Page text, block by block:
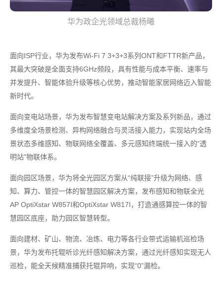
华为政企光领域总裁杨曦
面向ISP行业，华为发布Wi-Fi 7 3+3+3系列ONT和FTTR新产品，
其最大突破是全面支持6GHz频段，具有性能与成本平衡、速率与
并发提升、智能体验升级等核心优势，推动智能家居网络迈入智能
新时代。
面向变电站场景，华为发布智慧变电站解决方案及系列新品，通过
多维度全场景检测、异构网络融合与灵活接入能力，实现站内全场
景状态多维感知、物联网络全覆盖、多元感知终端统一接入的“透
明站”物联体系。
面向园区场景，华为将全光园区方案从“纯联接”升级为网络、感
知、算力、管控一体的智慧园区解决方案，发布感知和物联全光
AP OptiXstar W857I和OptiXstar W817I，打造通感算控一体的智
慧园区底座，助力园区智慧转型。
面向建材、矿山、物流、冶炼、电力等各行业带式运输机巡检场
景，华为发布托辊听诊光纤感知解决方案，通过光纤感知实现无人
巡检，能全天候精准捕获托辊异响，实现“0”漏检。